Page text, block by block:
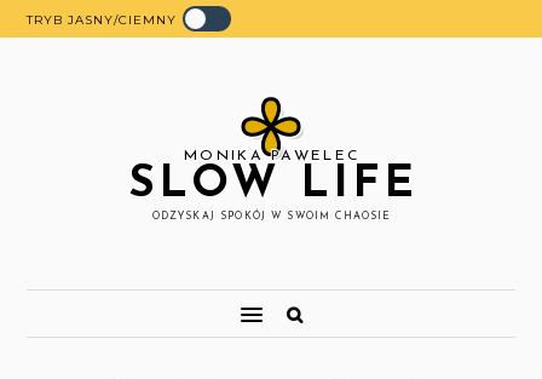
TRYB JASNY/CIEMNY
MONIKA PAWELEC
SLOW LIFE
ODZYSKAJ SPOKÓJ W SWOIM CHAOSIE